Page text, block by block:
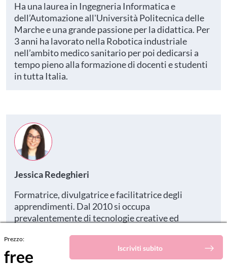
Prezzo:
free Iscriviti subito
Ha una laurea in Ingegneria Informatica e
dell’Automazione all'Università Politecnica delle
Marche e una grande passione per la didattica. Per
3 anni ha lavorato nella Robotica industriale
nell’ambito medico sanitario per poi dedicarsi a
tempo pieno alla formazione di docenti e studenti
in tutta Italia.
Jessica Redeghieri
Formatrice, divulgatrice e facilitatrice degli
apprendimenti. Dal 2010 si occupa
prevalentemente di tecnologie creative ed
all'interno dei processi di insegnamento-
apprendimento. Il suo canale Youtube ha oltre